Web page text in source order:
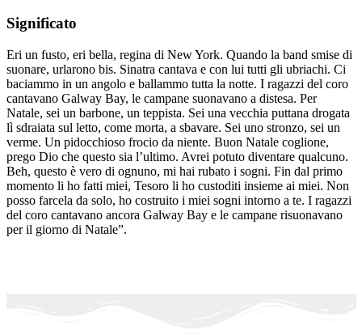
Significato
Eri un fusto, eri bella, regina di New York. Quando la band smise di
suonare, urlarono bis. Sinatra cantava e con lui tutti gli ubriachi. Ci
baciammo in un angolo e ballammo tutta la notte. I ragazzi del coro
cantavano Galway Bay, le campane suonavano a distesa. Per
Natale, sei un barbone, un teppista. Sei una vecchia puttana drogata
lì sdraiata sul letto, come morta, a sbavare. Sei uno stronzo, sei un
verme. Un pidocchioso frocio da niente. Buon Natale coglione,
prego Dio che questo sia l’ultimo. Avrei potuto diventare qualcuno.
Beh, questo è vero di ognuno, mi hai rubato i sogni. Fin dal primo
momento li ho fatti miei, Tesoro li ho custoditi insieme ai miei. Non
posso farcela da solo, ho costruito i miei sogni intorno a te. I ragazzi
del coro cantavano ancora Galway Bay e le campane risuonavano
per il giorno di Natale”.